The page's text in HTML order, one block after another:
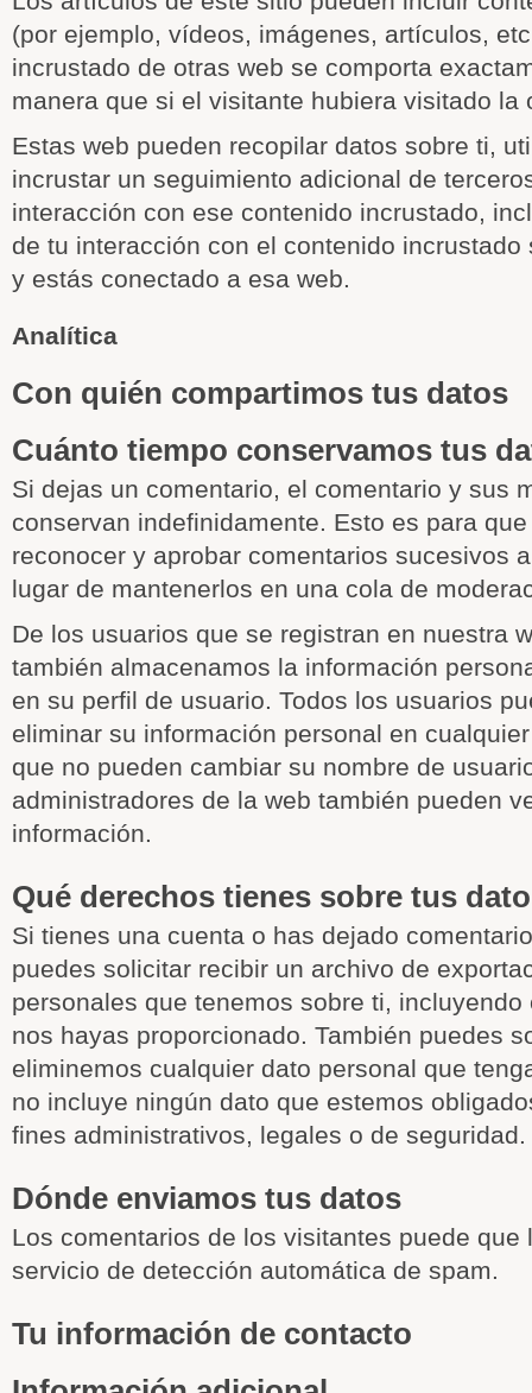
(por ejemplo, vídeos, imágenes, artículos,
incrustado de otras web se comporta
manera que si el visitante hubiera visitado la
Estas web pueden recopilar datos sobre ti,
incrustar un seguimiento adicional de
interacción con ese contenido incrustado,
de tu interacción con el contenido incrustado
y estás conectado a esa web.
Analítica
Con quién compartimos tus datos
Cuánto tiempo conservamos tus
Si dejas un comentario, el comentario y sus
conservan indefinidamente. Esto es para
reconocer y aprobar comentarios sucesivos
lugar de mantenerlos en una cola de
De los usuarios que se registran en nuestra
también almacenamos la información
en su perfil de usuario. Todos los usuarios
eliminar su información personal en
que no pueden cambiar su nombre de
administradores de la web también pueden
información.
Qué derechos tienes sobre tus
Si tienes una cuenta o has dejado
puedes solicitar recibir un archivo de
personales que tenemos sobre ti,
nos hayas proporcionado. También puedes
eliminemos cualquier dato personal que
no incluye ningún dato que estemos
fines administrativos, legales o de seguridad.
Dónde enviamos tus datos
Los comentarios de los visitantes puede que
servicio de detección automática de spam.
Tu información de contacto